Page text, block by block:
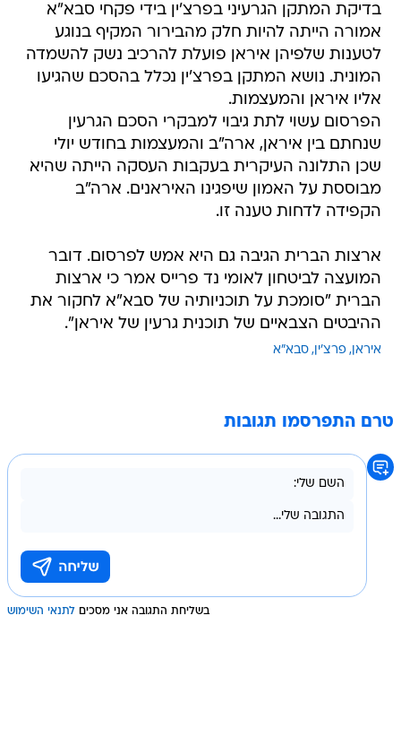
בדיקת המתקן הגרעיני בפרצ'ין בידי פקחי סבא"א
אמורה הייתה להיות חלק מהבירור המקיף בנוגע
לטענות שלפיהן איראן פועלת להרכיב נשק להשמדה
המונית. נושא המתקן בפרצ'ין נכלל בהסכם שהגיעו
אליו איראן והמעצמות.
הפרסום עשוי לתת גיבוי למבקרי הסכם הגרעין
שנחתם בין איראן, ארה"ב והמעצמות בחודש יולי 
שכן התלונה העיקרית בעקבות העסקה הייתה שהיא
מבוססת על האמון שיפגינו האיראנים. ארה"ב
הקפידה לדחות טענה זו.
ארצות הברית הגיבה גם היא אמש לפרסום. דובר
המועצה לביטחון לאומי נד פרייס אמר כי ארצות
הברית "סומכת על תוכניותיה של סבא"א לחקור את
ההיבטים הצבאיים של תוכנית גרעין של איראן".
איראן פרצ'ין סבא"א
טרם התפרסמו תגובות
בשליחת התגובה אני מסכים לתנאי השימוש